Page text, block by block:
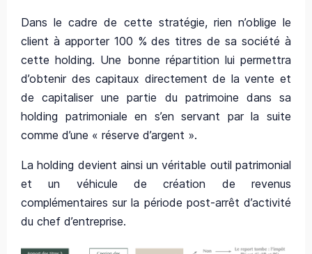
Dans le cadre de cette stratégie, rien n’oblige le
client à apporter 100 % des titres de sa société à
cette holding. Une bonne répartition lui permettra
d’obtenir des capitaux directement de la vente et
de capitaliser une partie du patrimoine dans sa
holding patrimoniale en s’en servant par la suite
comme d’une « réserve d’argent ».
La holding devient ainsi un véritable outil patrimonial
et un véhicule de création de revenus
complémentaires sur la période post-arrêt d’activité
du chef d’entreprise.